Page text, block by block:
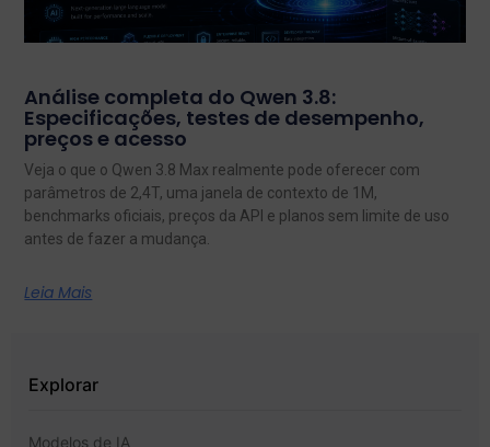
Análise completa do Qwen 3.8:
Especificações, testes de desempenho,
preços e acesso
Veja o que o Qwen 3.8 Max realmente pode oferecer com
parâmetros de 2,4T, uma janela de contexto de 1M,
benchmarks oficiais, preços da API e planos sem limite de uso
antes de fazer a mudança.
Leia Mais
Explorar
Modelos de IA